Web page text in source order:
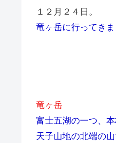
１２月２４日。
竜ヶ岳に行ってきま
竜ヶ岳
富士五湖の一つ、
天子山地の北端の山